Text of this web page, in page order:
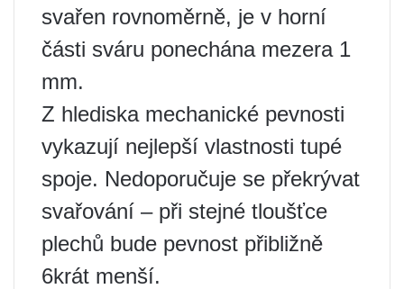
svařen rovnoměrně, je v horní
části sváru ponechána mezera 1
mm.
Z hlediska mechanické pevnosti
vykazují nejlepší vlastnosti tupé
spoje. Nedoporučuje se překrývat
svařování – při stejné tloušťce
plechů bude pevnost přibližně
6krát menší.